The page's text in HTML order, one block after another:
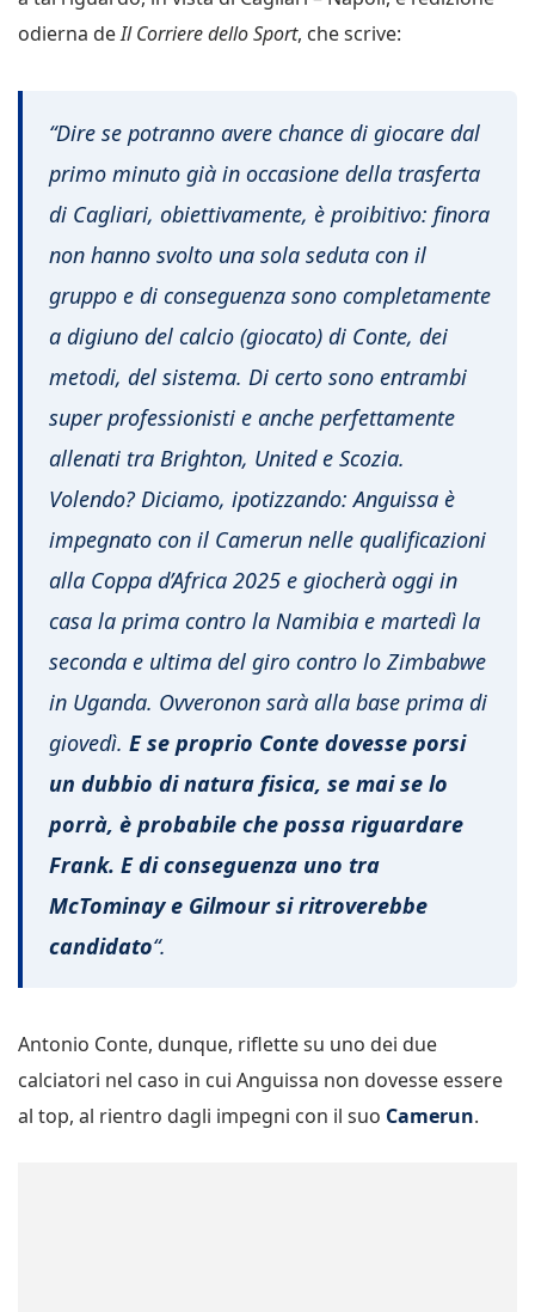
odierna deIl Corriere dello Sport, che scrive:
“Dire se potranno avere chance di giocare dal
primo minuto già in occasione della trasferta
di Cagliari, obiettivamente, è proibitivo: finora
non hanno svolto una sola seduta con il
gruppo e di conseguenza sono completamente
a digiuno del calcio (giocato) di Conte, dei
metodi, del sistema. Di certo sono entrambi
super professionisti e anche perfettamente
allenati tra Brighton, United e Scozia.
Volendo? Diciamo, ipotizzando: Anguissa è
impegnato con il Camerun nelle qualificazioni
alla Coppa d’Africa 2025 e giocherà oggi in
casa la prima contro la Namibia e martedì la
seconda e ultima del giro contro lo Zimbabwe
in Uganda. Ovveronon sarà alla base prima di
giovedì. E se proprio Conte dovesse porsi
un dubbio di natura fisica, se mai se lo
porrà, è probabile che possa riguardare
Frank. E di conseguenza uno tra
McTominay e Gilmour si ritroverebbe
candidato“.
Antonio Conte, dunque, riflette su uno dei due
calciatori nel caso in cui Anguissa non dovesse essere
al top, al rientro dagli impegni con il suo Camerun.